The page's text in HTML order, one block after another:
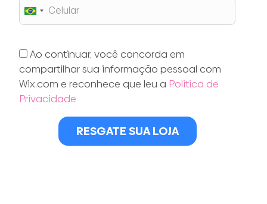
Brazil
+55
Ao continuar, você concorda em
compartilhar sua informação pessoal com
Wix.com e reconhece que leu a Politica de
Privacidade
RESGATE SUA LOJA